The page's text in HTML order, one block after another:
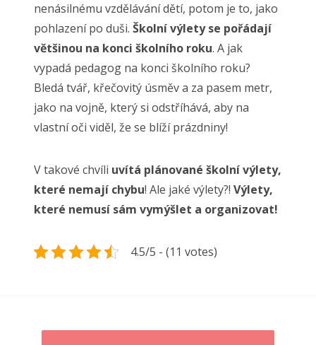
nenásilnému vzdělávání dětí, potom je to, jako
pohlazení po duši. Školní výlety se pořádají
většinou na konci školního roku. A jak
vypadá pedagog na konci školního roku?
Bledá tvář, křečovitý úsměv a za pasem metr,
jako na vojně, který si odstříhává, aby na
vlastní oči viděl, že se blíží prázdniny!
V takové chvíli uvítá plánované školní výlety,
které nemají chybu! Ale jaké výlety?! Výlety,
které nemusí sám vymýšlet a organizovat!
4.5/5 - (11 votes)